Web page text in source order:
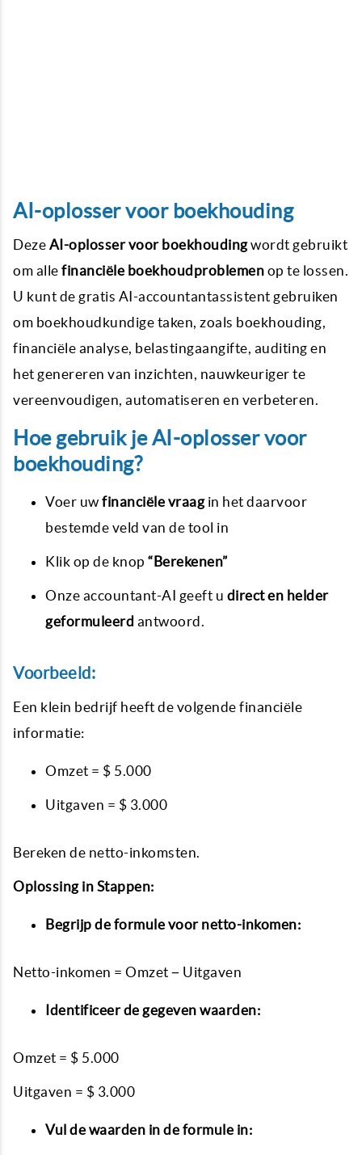
AI-oplosser voor boekhouding
Deze AI-oplosser voor boekhoudingwordt gebruikt
om alle financiële boekhoudproblemen op te lossen.
U kunt de gratis AI-accountantassistent gebruiken
om boekhoudkundige taken, zoals boekhouding,
financiële analyse, belastingaangifte, auditing en
het genereren van inzichten, nauwkeuriger te
vereenvoudigen, automatiseren en verbeteren.
Hoe gebruik je AI-oplosser voor
boekhouding?
Voer uw financiële vraagin het daarvoor
bestemde veld van de tool in
Klik op de knop “Berekenen”
Onze accountant-AI geeft u direct en helder
geformuleerd antwoord.
Voorbeeld:
Een klein bedrijf heeft de volgende financiële
informatie:
Omzet = $ 5.000
Uitgaven = $ 3.000
Bereken de netto-inkomsten.
Oplossing in Stappen:
Begrijp de formule voor netto-inkomen:
Netto-inkomen = Omzet − Uitgaven
Identificeer de gegeven waarden:
Omzet = $ 5.000
Uitgaven = $ 3.000
Vul de waarden in de formule in: